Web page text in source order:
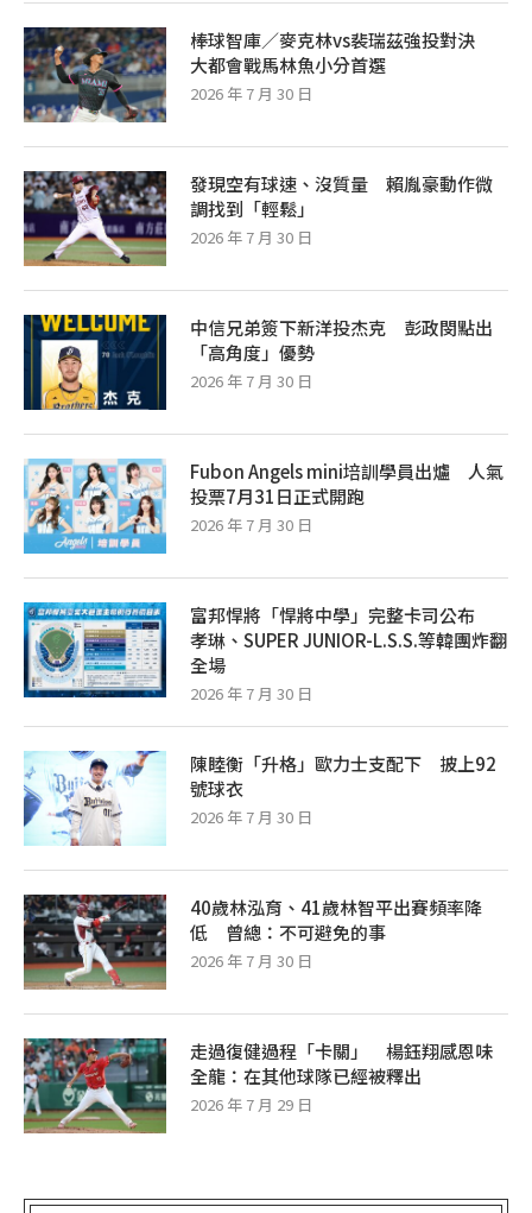
棒球智庫／麥克林vs裴瑞茲強投對決
大都會戰馬林魚小分首選
2026 年 7 月 30 日
發現空有球速、沒質量 賴胤豪動作微
調找到「輕鬆」
2026 年 7 月 30 日
中信兄弟簽下新洋投杰克 彭政閔點出
「高角度」優勢
2026 年 7 月 30 日
Fubon Angels mini培訓學員出爐 人氣
投票7月31日正式開跑
2026 年 7 月 30 日
富邦悍將「悍將中學」完整卡司公布
孝琳、SUPER JUNIOR-L.S.S.等韓團炸翻
全場
2026 年 7 月 30 日
陳睦衡「升格」歐力士支配下 披上92
號球衣
2026 年 7 月 30 日
40歲林泓育、41歲林智平出賽頻率降
低 曾總：不可避免的事
2026 年 7 月 30 日
走過復健過程「卡關」 楊鈺翔感恩味
全龍：在其他球隊已經被釋出
2026 年 7 月 29 日